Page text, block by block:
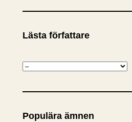
Lästa författare
K
t
g
Populära ämnen